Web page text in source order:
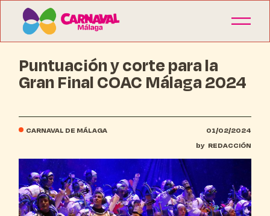
Puntuación y corte para la
Gran Final COAC Málaga 2024
CARNAVAL DE MÁLAGA
01/02/2024
by REDACCIÓN